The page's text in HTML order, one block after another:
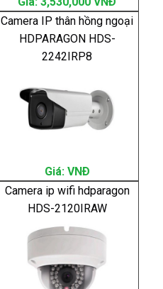
Camera IP thân hồng ngoại
HDPARAGON HDS-
2242IRP8
Giá: VNÐ
Camera ip wifi hdparagon
HDS-2120IRAW